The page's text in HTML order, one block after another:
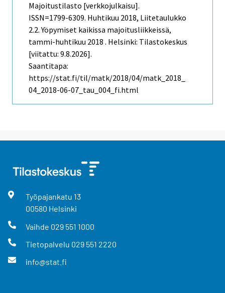
Majoitustilasto [verkkojulkaisu].
ISSN=1799-6309. Huhtikuu 2018, Liitetaulukko
2.2. Yöpymiset kaikissa majoitusliikkeissä,
tammi-huhtikuu 2018 . Helsinki: Tilastokeskus
[viitattu: 9.8.2026].
Saantitapa:
https://stat.fi/til/matk/2018/04/matk_2018_
04_2018-06-07_tau_004_fi.html
Työpajankatu 13
00580 Helsinki
Vaihde 029 551 1000
Tietopalvelu 029 551 2220
info@stat.fi